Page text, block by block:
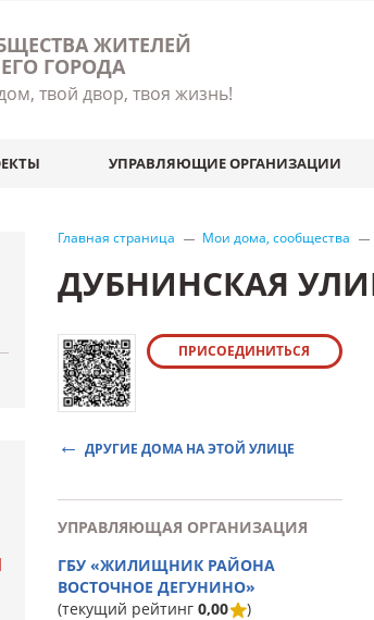
ЖИТЕЛЕЙ
ГОРОДА
твой двор, твоя жизнь!
УПРАВЛЯЮЩИЕ ОРГАНИЗАЦИИ
Главная страница Мои дома, сообщества
ДУБНИНСКАЯ
ПРИСОЕДИНИТЬСЯ
ДРУГИЕ ДОМА НА ЭТОЙ УЛИЦЕ
УПРАВЛЯЮЩАЯ ОРГАНИЗАЦИЯ
ГБУ «ЖИЛИЩНИК РАЙОНА
ВОСТОЧНОЕ ДЕГУНИНО»
(текущий рейтинг 0,00
)